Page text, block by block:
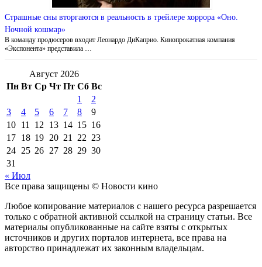
Страшные сны вторгаются в реальность в трейлере хоррора «Оно.
Ночной кошмар»
В команду продюсеров входит Леонардо ДиКаприо. Кинопрокатная компания
«Экспонента» представила …
Август 2026
Пн Вт Ср Чт Пт Сб Вс
1
2
3
4 5 6 7 8
9
10 11 12 13 14 15 16
17 18 19 20 21 22 23
24 25 26 27 28 29 30
31
« Июл
Все права защищены © Новости кино
Любое копирование материалов с нашего ресурса разрешается
только с обратной активной ссылкой на страницу статьи. Все
материалы опубликованные на сайте взяты с открытых
источников и других порталов интернета, все права на
авторство принадлежат их законным владельцам.